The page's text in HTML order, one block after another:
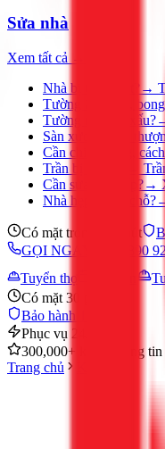
Sửa nhà
Xem tất cả →
Nhà bị thấm dột?
→
Tường ẩm mốc, bong
Tường nhà cũ, xấu?
Sàn xưởng, sân
Cần chia phòng, cách
Trần bị ố, nứt?
Cần sửa nhà gấp?→
Nhà hẹp, thiếu chỗ?
Có mặt trong 30 phút
GỌI NGAY 028 3890
Tuyển thợ
Có mặt 30 phút
Bảo hành 12 tháng
Phục vụ 24/7
300,000+ khách hàng tin
Trang chủ